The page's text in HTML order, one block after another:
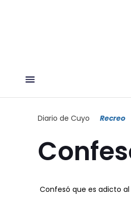
Diario de Cuyo Recreo
Confesó que es adicto al